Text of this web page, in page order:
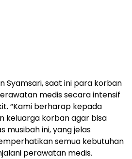
Syamsari, saat ini para korban
medis secara intensif
“Kami berharap kepada
keluarga korban agar bisa
musibah ini, yang jelas
semua kebutuhan
perawatan medis.